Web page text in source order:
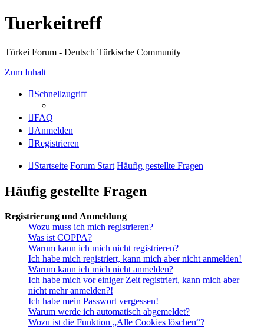
Tuerkeitreff
Türkei Forum - Deutsch Türkische Community
Zum Inhalt
Schnellzugriff
FAQ
Anmelden
Registrieren
Startseite Forum Start Häufig gestellte Fragen
Häufig gestellte Fragen
Registrierung und Anmeldung
Wozu muss ich mich registrieren?
Was ist COPPA?
Warum kann ich mich nicht registrieren?
Ich habe mich registriert, kann mich aber nicht anmelden!
Warum kann ich mich nicht anmelden?
Ich habe mich vor einiger Zeit registriert, kann mich aber
nicht mehr anmelden?!
Ich habe mein Passwort vergessen!
Warum werde ich automatisch abgemeldet?
Wozu ist die Funktion „Alle Cookies löschen“?